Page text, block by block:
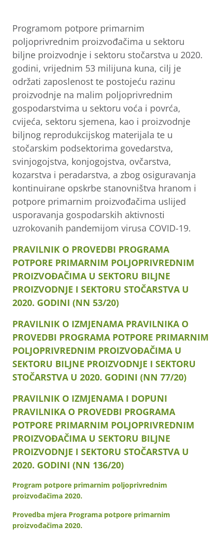
Programom potpore primarnim
poljoprivrednim proizvođačima u sektoru
biljne proizvodnje i sektoru stočarstva u 2020.
godini, vrijednim 53 milijuna kuna, cilj je
održati zaposlenost te postojeću razinu
proizvodnje na malim poljoprivrednim
gospodarstvima u sektoru voća i povrća,
cvijeća, sektoru sjemena, kao i proizvodnje
biljnog reprodukcijskog materijala te u
stočarskim podsektorima govedarstva,
svinjogojstva, konjogojstva, ovčarstva,
kozarstva i peradarstva, a zbog osiguravanja
kontinuirane opskrbe stanovništva hranom i
potpore primarnim proizvođačima uslijed
usporavanja gospodarskih aktivnosti
uzrokovanih pandemijom virusa COVID-19.
PRAVILNIK O PROVEDBI PROGRAMA
POTPORE PRIMARNIM POLJOPRIVREDNIM
PROIZVOĐAČIMA U SEKTORU BILJNE
PROIZVODNJE I SEKTORU STOČARSTVA U
2020. GODINI (NN 53/20)
PRAVILNIK O IZMJENAMA PRAVILNIKA O
PROVEDBI PROGRAMA POTPORE PRIMARNIM
POLJOPRIVREDNIM PROIZVOĐAČIMA U
SEKTORU BILJNE PROIZVODNJE I SEKTORU
STOČARSTVA U 2020. GODINI (NN 77/20)
PRAVILNIK O IZMJENAMA I DOPUNI
PRAVILNIKA O PROVEDBI PROGRAMA
POTPORE PRIMARNIM POLJOPRIVREDNIM
PROIZVOĐAČIMA U SEKTORU BILJNE
PROIZVODNJE I SEKTORU STOČARSTVA U
2020. GODINI (NN 136/20)
Program potpore primarnim poljoprivrednim
proizvođačima 2020.
Provedba mjera Programa potpore primarnim
proizvođačima 2020.